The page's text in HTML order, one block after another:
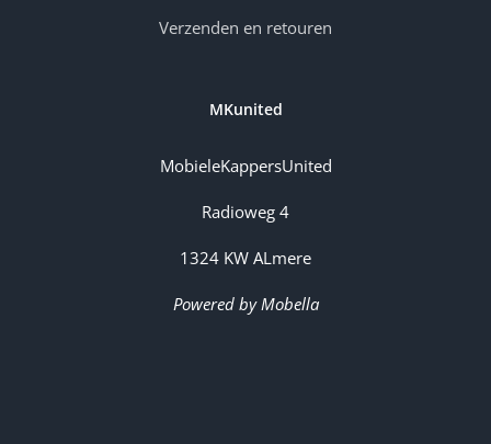
Verzenden en retouren
MKunited
MobieleKappersUnited
Radioweg 4
1324 KW ALmere
Powered by Mobella